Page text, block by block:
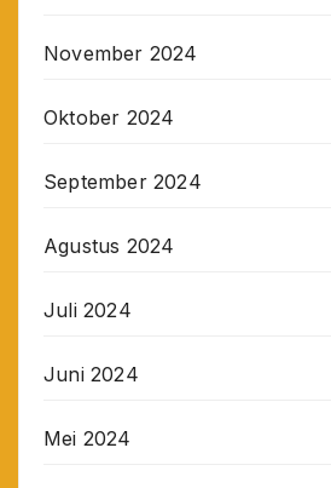
November 2024
Oktober 2024
September 2024
Agustus 2024
Juli 2024
Juni 2024
Mei 2024